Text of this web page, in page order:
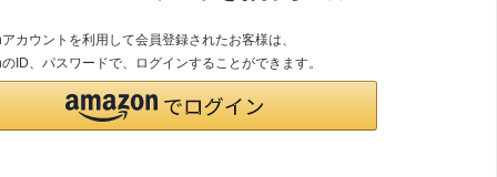
カウントを利用して会員登録されたお客様は、
ID、パスワードで、ログインすることができます。